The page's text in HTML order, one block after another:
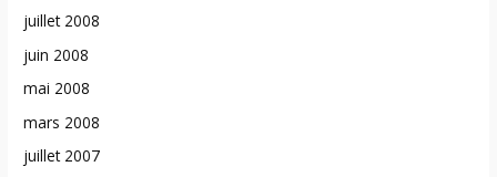
juillet 2008
juin 2008
mai 2008
mars 2008
juillet 2007